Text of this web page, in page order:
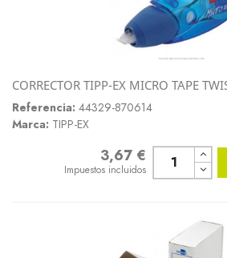
CORRECTOR TIPP-EX MICRO TAPE
Referencia: 44329-870614
Marca: TIPP-EX
3,67 €
Impuestos incluidos